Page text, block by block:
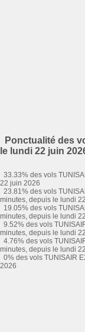
Ponctualité des
le lundi 22 juin
33.33% des vols
22 juin 2026
23.81% des vols
minutes, depuis le lundi
19.05% des vols
minutes, depuis le lundi
9.52% des vols
minutes, depuis le lundi
4.76% des vols
minutes, depuis le lundi
0% des vols TUNISAIR
2026